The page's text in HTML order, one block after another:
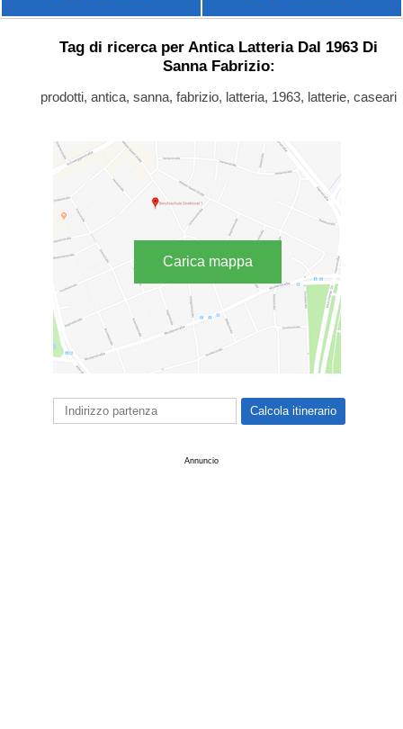
Tag di ricerca per Antica Latteria Dal 1963 Di
Sanna Fabrizio:
prodotti, antica, sanna, fabrizio, latteria, 1963, latterie, caseari
Carica mappa
Annuncio